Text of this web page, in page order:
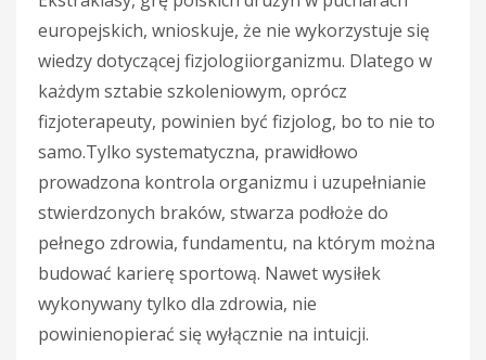
europejskich, wnioskuje, że nie wykorzystuje się
wiedzy dotyczącej fizjologiiorganizmu. Dlatego w
każdym sztabie szkoleniowym, oprócz
fizjoterapeuty, powinien być fizjolog, bo to nie to
samo.Tylko systematyczna, prawidłowo
prowadzona kontrola organizmu i uzupełnianie
stwierdzonych braków, stwarza podłoże do
pełnego zdrowia, fundamentu, na którym można
budować karierę sportową. Nawet wysiłek
wykonywany tylko dla zdrowia, nie
powinienopierać się wyłącznie na intuicji.